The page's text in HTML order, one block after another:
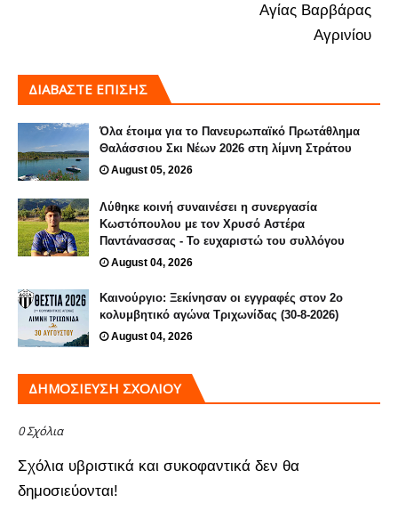
Αγίας Βαρβάρας
Αγρινίου
ΔΙΑΒΑΣΤΕ ΕΠΙΣΗΣ
Όλα έτοιμα για το Πανευρωπαϊκό Πρωτάθλημα
Θαλάσσιου Σκι Νέων 2026 στη λίμνη Στράτου
August 05, 2026
Λύθηκε κοινή συναινέσει η συνεργασία
Κωστόπουλου με τον Χρυσό Αστέρα
Παντάνασσας - Το ευχαριστώ του συλλόγου
August 04, 2026
Καινούργιο: Ξεκίνησαν οι εγγραφές στον 2ο
κολυμβητικό αγώνα Τριχωνίδας (30-8-2026)
August 04, 2026
ΔΗΜΟΣΊΕΥΣΗ ΣΧΟΛΊΟΥ
0 Σχόλια
Σχόλια υβριστικά και συκοφαντικά δεν θα
δημοσιεύονται!